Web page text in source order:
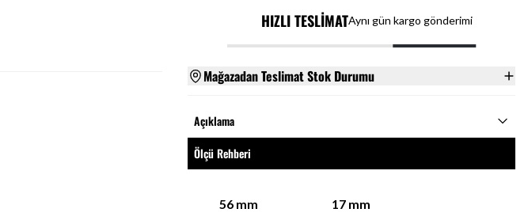
HIZLI TESLİMATAynı gün kargo gönderimi
Mağazadan Teslimat Stok Durumu
Açıklama
Ölçü Rehberi
56 mm 17 mm